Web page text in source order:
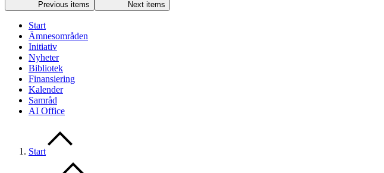
Previous items Next items
Start
Ämnesområden
Initiativ
Nyheter
Bibliotek
Finansiering
Kalender
Samråd
AI Office
Start